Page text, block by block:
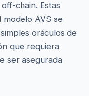
chain. Estas
modelo AVS se
oráculos de
que requiera
ser asegurada